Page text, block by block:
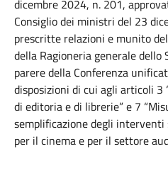
dicembre 2024, n. 201,
Consiglio dei ministri del 23
prescritte relazioni e munito
della Ragioneria generale dello
parere della Conferenza
disposizioni di cui agli articoli
di editoria e di librerie” e 7
semplificazione degli
per il cinema e per il settore